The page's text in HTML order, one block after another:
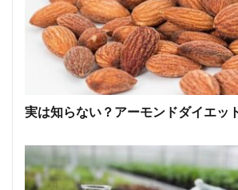
実は知らない？アーモンドダイエッ